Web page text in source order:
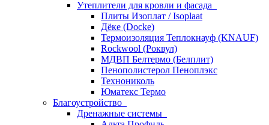
Утеплители для кровли и фасада
Плиты Изоплат / Isoplaat
Дёке (Docke)
Термоизоляция Теплокнауф (KNAUF)
Rockwool (Роквул)
МДВП Белтермо (Белплит)
Пенополистерол Пеноплэкс
Технониколь
Юматекс Термо
Благоустройство
Дренажные системы